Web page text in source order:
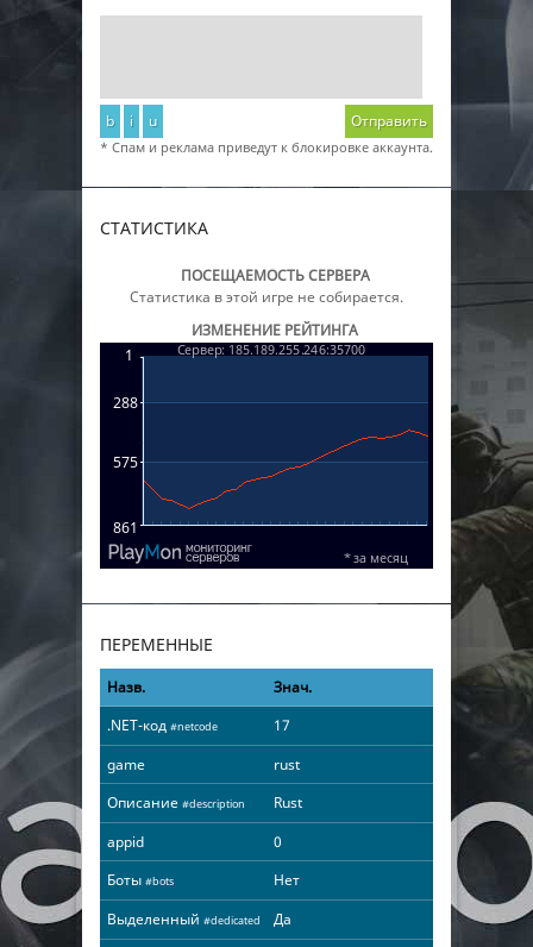
b i u Отправить
* Спам и реклама приведут к блокировке аккаунта.
СТАТИСТИКА
ПОСЕЩАЕМОСТЬ СЕРВЕРА
Статистика в этой игре не собирается.
ИЗМЕНЕНИЕ РЕЙТИНГА
ПЕРЕМЕННЫЕ
Назв.
Знач.
.NET-код #netcode
17
game
rust
Описание #description
Rust
appid
0
Боты #bots
Нет
Выделенный #dedicated
Да